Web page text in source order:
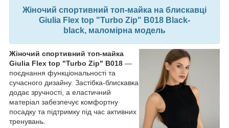
Жіночий спортивний топ-майка на блискавці
Giulia Flex top "Turbo Zip" B018 Black-
black, маломірна модель
Жіночий спортивний топ-майка
Giulia Flex top "Turbo Zip" B018 —
поєднання функціональності та
сучасного дизайну. Застібка-блискавка
додає зручності, а еластичний
матеріал забезпечує комфортну
посадку та підтримку під час активних
тренувань.